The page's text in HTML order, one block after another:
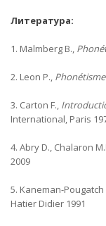
Литература:
1. Malmberg B.,
2. Leon P.,
3. Carton F.,
International, Paris
4. Abry D., Chalaron
2009
5. Kaneman-
Hatier Didier 1991